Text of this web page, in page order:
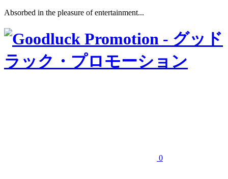
Absorbed in the pleasure of entertainment...
0